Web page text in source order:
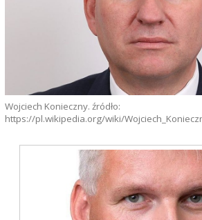
Wojciech Konieczny. źródło:
https://pl.wikipedia.org/wiki/